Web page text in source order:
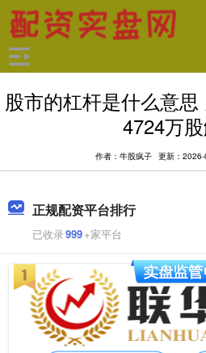
股市的杠杆是什么意
4724万
作者：牛股疯子 更新：
正规配资平台排行
已收录999+家平台